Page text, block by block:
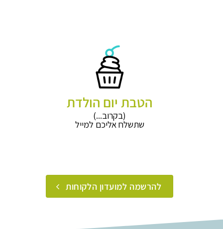
הטבת יום הולדת
(בקרוב...)
שתשלח אליכם למייל
להרשמה למועדון הלקוחות